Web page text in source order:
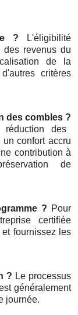
? L'éligibilité
des revenus du
de la
critères
des combles ?
réduction des
confort accru
contribution à
de
? Pour
certifiée
fournissez les
? Le processus
généralement
journée.